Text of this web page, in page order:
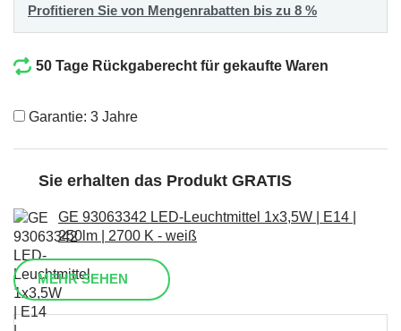
Profitieren Sie von Mengenrabatten bis zu 8 %
50 Tage Rückgaberecht für gekaufte Waren
Garantie: 3 Jahre
Sie erhalten das Produkt GRATIS
GE 93063342 LED-Leuchtmittel 1x3,5W | E14 |
250lm | 2700 K - weiß
MEHR SEHEN